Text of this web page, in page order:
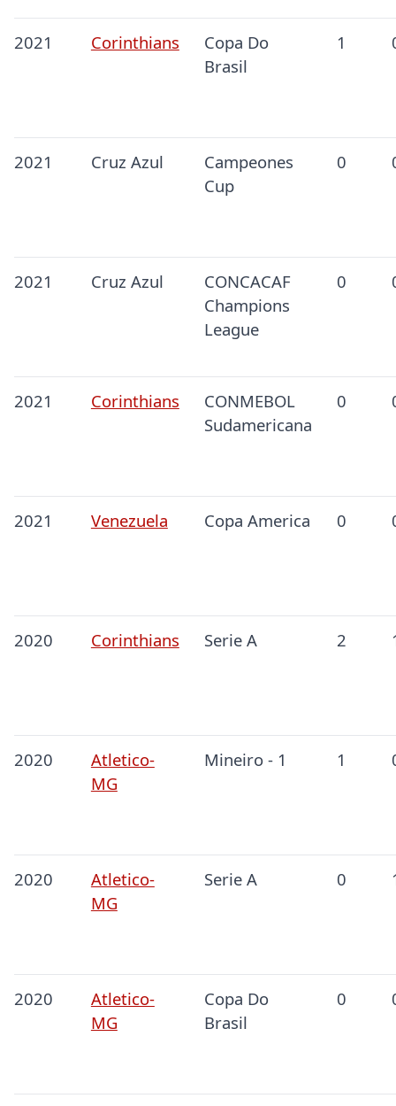
2021 Corinthians
Copa Do
Brasil
1
2021 Cruz Azul
Campeones
Cup
0
2021 Cruz Azul
CONCACAF
Champions
League
0
2021 Corinthians
CONMEBOL
Sudamericana
0
2021 Venezuela Copa America 0
2020 Corinthians Serie A 2
2020
Atletico-
MG
Mineiro - 1 1
2020
Atletico-
MG
Serie A 0
2020
Atletico-
MG
Copa Do
Brasil
0